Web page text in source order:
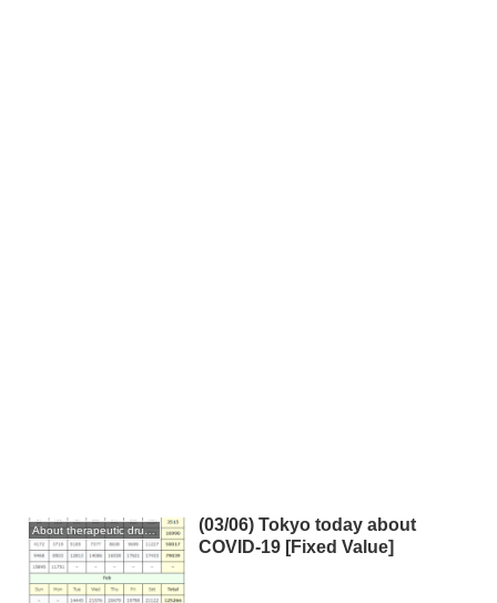
(03/06) Tokyo today about
COVID-19 [Fixed Value]